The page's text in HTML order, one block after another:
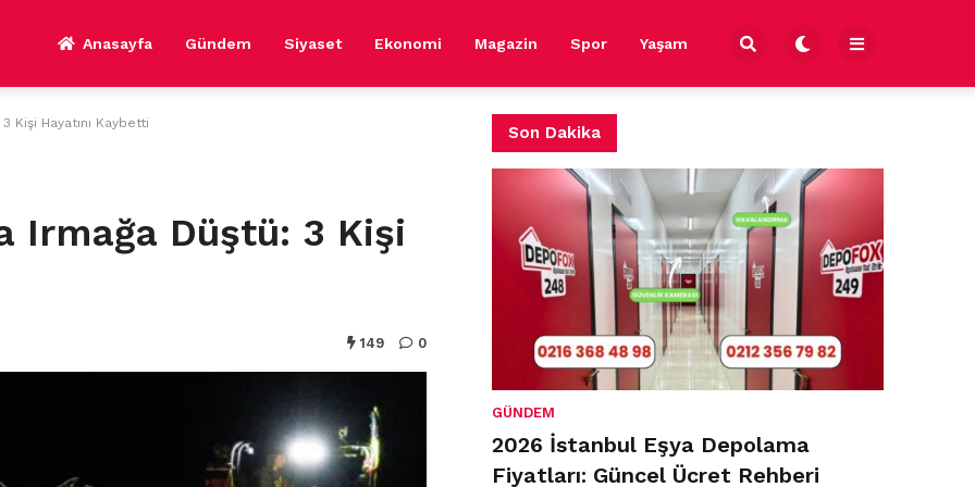
Anasayfa Gündem Siyaset Ekonomi Magazin Spor Yaşam
Kişi Hayatını Kaybetti
Irmağa Düştü: 3 Kişi
149 0
Son Dakika
GÜNDEM
2026 İstanbul Eşya Depolama
Fiyatları: Güncel Ücret Rehberi